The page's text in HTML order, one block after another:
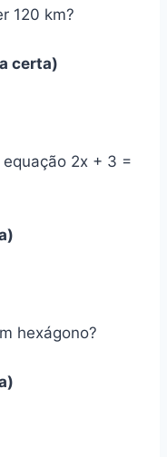
120 km?
certa)
2x + 3 =
hexágono?